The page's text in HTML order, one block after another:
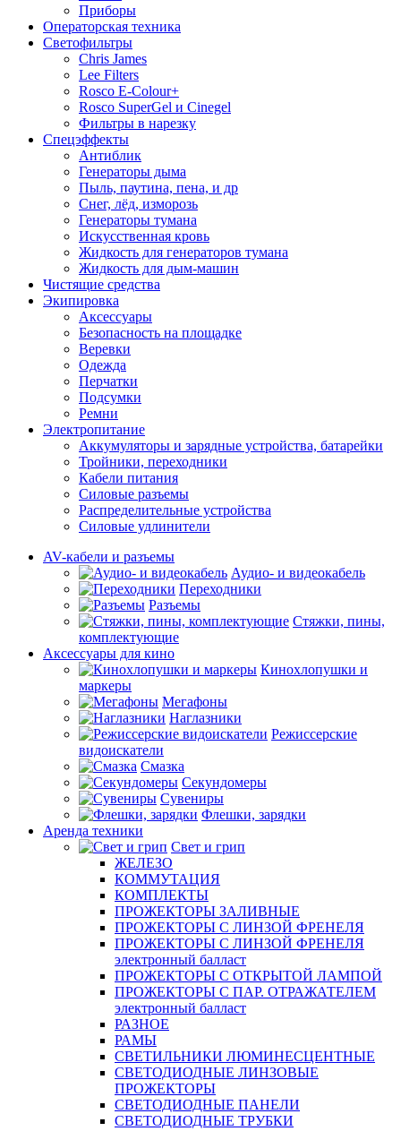
Приборы
Операторская техника
Светофильтры
Chris James
Lee Filters
Rosco E-Colour+
Rosco SuperGel и Cinegel
Фильтры в нарезку
Спецэффекты
Антиблик
Генераторы дыма
Пыль, паутина, пена, и др
Снег, лёд, изморозь
Генераторы тумана
Искусственная кровь
Жидкость для генераторов тумана
Жидкость для дым-машин
Чистящие средства
Экипировка
Аксессуары
Безопасность на площадке
Веревки
Одежда
Перчатки
Подсумки
Ремни
Электропитание
Аккумуляторы и зарядные устройства, батарейки
Тройники, переходники
Кабели питания
Силовые разъемы
Распределительные устройства
Силовые удлинители
AV-кабели и разъемы
Аудио- и видеокабель
Переходники
Разъемы
Стяжки, пины,
комплектующие
Аксессуары для кино
Кинохлопушки и
маркеры
Мегафоны
Наглазники
Режиссерские
видоискатели
Смазка
Секундомеры
Сувениры
Флешки, зарядки
Аренда техники
Свет и грип
ЖЕЛЕЗО
КОММУТАЦИЯ
КОМПЛЕКТЫ
ПРОЖЕКТОРЫ ЗАЛИВНЫЕ
ПРОЖЕКТОРЫ С ЛИНЗОЙ ФРЕНЕЛЯ
ПРОЖЕКТОРЫ С ЛИНЗОЙ ФРЕНЕЛЯ
электронный балласт
ПРОЖЕКТОРЫ С ОТКРЫТОЙ ЛАМПОЙ
ПРОЖЕКТОРЫ С ПАР. ОТРАЖАТЕЛЕМ
электронный балласт
РАЗНОЕ
РАМЫ
СВЕТИЛЬНИКИ ЛЮМИНЕСЦЕНТНЫЕ
СВЕТОДИОДНЫЕ ЛИНЗОВЫЕ
ПРОЖЕКТОРЫ
СВЕТОДИОДНЫЕ ПАНЕЛИ
СВЕТОДИОДНЫЕ ТРУБКИ